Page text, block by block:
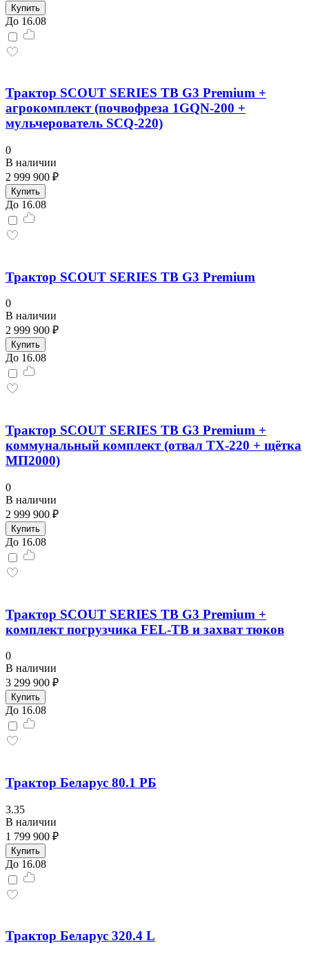
Купить
До 16.08
Трактор SCOUT SERIES TB G3 Premium +
агрокомплект (почвофреза 1GQN-200 +
мульчерователь SCQ-220)
0
В наличии
2 999 900 ₽
Купить
До 16.08
Трактор SCOUT SERIES TB G3 Premium
0
В наличии
2 999 900 ₽
Купить
До 16.08
Трактор SCOUT SERIES TB G3 Premium +
коммунальный комплект (отвал TX-220 + щётка
МП2000)
0
В наличии
2 999 900 ₽
Купить
До 16.08
Трактор SCOUT SERIES TB G3 Premium +
комплект погрузчика FEL-TB и захват тюков
0
В наличии
3 299 900 ₽
Купить
До 16.08
Трактор Беларус 80.1 РБ
3.35
В наличии
1 799 900 ₽
Купить
До 16.08
Трактор Беларус 320.4 L